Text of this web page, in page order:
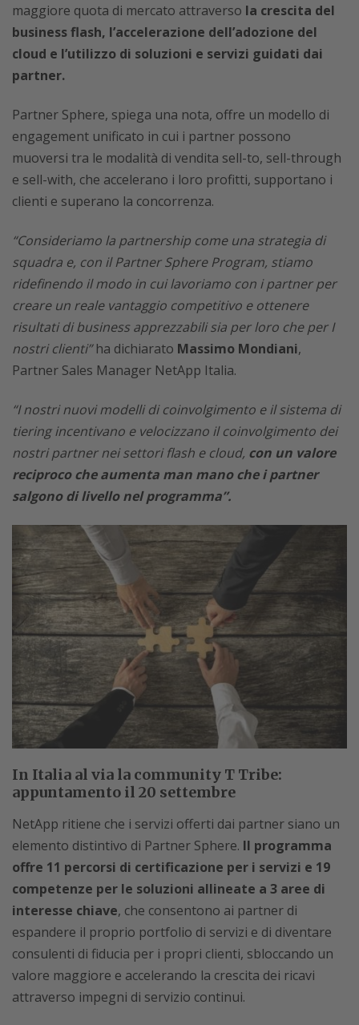
maggiore quota di mercato attraverso la crescita del
business flash, l’accelerazione dell’adozione del
cloud e l’utilizzo di soluzioni e servizi guidati dai
partner.
Partner Sphere, spiega una nota, offre un modello di
engagement unificato in cui i partner possono
muoversi tra le modalità di vendita sell-to, sell-through
e sell-with, che accelerano i loro profitti, supportano i
clienti e superano la concorrenza.
“Consideriamo la partnership come una strategia di
squadra e, con il Partner Sphere Program, stiamo
ridefinendo il modo in cui lavoriamo con i partner per
creare un reale vantaggio competitivo e ottenere
risultati di business apprezzabili sia per loro che per I
nostri clienti”ha dichiarato Massimo Mondiani,
Partner Sales Manager NetApp Italia.
“I nostri nuovi modelli di coinvolgimento e il sistema di
tiering incentivano e velocizzano il coinvolgimento dei
nostri partner nei settori flash e cloud, con un valore
reciproco che aumenta man mano che i partner
salgono di livello nel programma”.
In Italia al via la community T Tribe:
appuntamento il 20 settembre
NetApp ritiene che i servizi offerti dai partner siano un
elemento distintivo di Partner Sphere. Il programma
offre 11 percorsi di certificazione per i servizi e 19
competenze per le soluzioni allineate a 3 aree di
interesse chiave, che consentono ai partner di
espandere il proprio portfolio di servizi e di diventare
consulenti di fiducia per i propri clienti, sbloccando un
valore maggiore e accelerando la crescita dei ricavi
attraverso impegni di servizio continui.